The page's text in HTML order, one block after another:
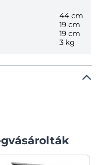
44 cm
19 cm
19 cm
3 kg